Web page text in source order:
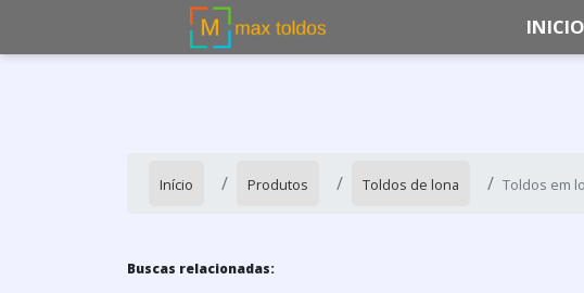
INICIO
Início Produtos Toldos de lona Toldos em
Buscas relacionadas: